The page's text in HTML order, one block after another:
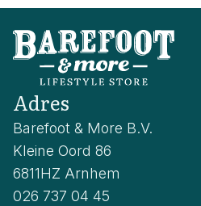
Adres
Barefoot & More B.V.
Kleine Oord 86
6811HZ Arnhem
026 737 04 45